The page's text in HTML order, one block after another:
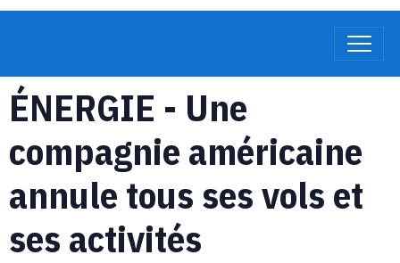
ÉNERGIE - Une
compagnie américaine
annule tous ses vols et
ses activités